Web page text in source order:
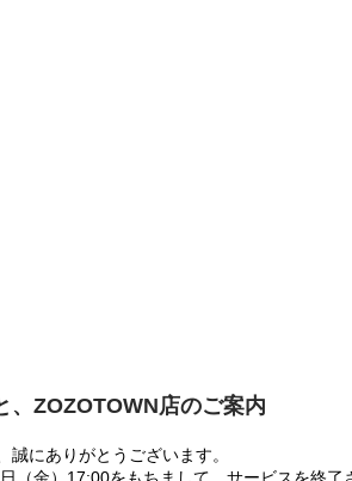
、ZOZOTOWN店のご案内
にありがとうございます。
（金）17:00をもちまして、サービスを終了